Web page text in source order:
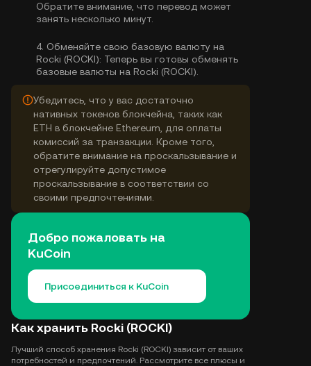
Обратите внимание, что перевод может
занять несколько минут.
4. Обменяйте свою базовую валюту на
Rocki (ROCKI): Теперь вы готовы обменять
базовые валюты на Rocki (ROCKI).
Убедитесь, что у вас достаточно
нативных токенов блокчейна, таких как
ETH в блокчейне Ethereum, для оплаты
комиссий за транзакции. Кроме того,
обратите внимание на проскальзывание и
отрегулируйте допустимое
проскальзывание в соответствии со
своими предпочтениями.
Добро пожаловать на
KuCoin
Присоединиться к KuCoin
Как хранить Rocki (ROCKI)
Лучший способ хранения Rocki (ROCKI) зависит от ваших
потребностей и предпочтений. Рассмотрите все плюсы и